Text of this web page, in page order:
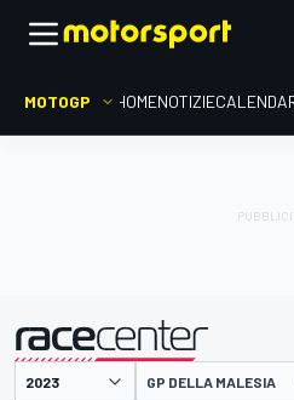
MOTOGP HOMENOTIZIE
presentato da GP DELLA MALESIA